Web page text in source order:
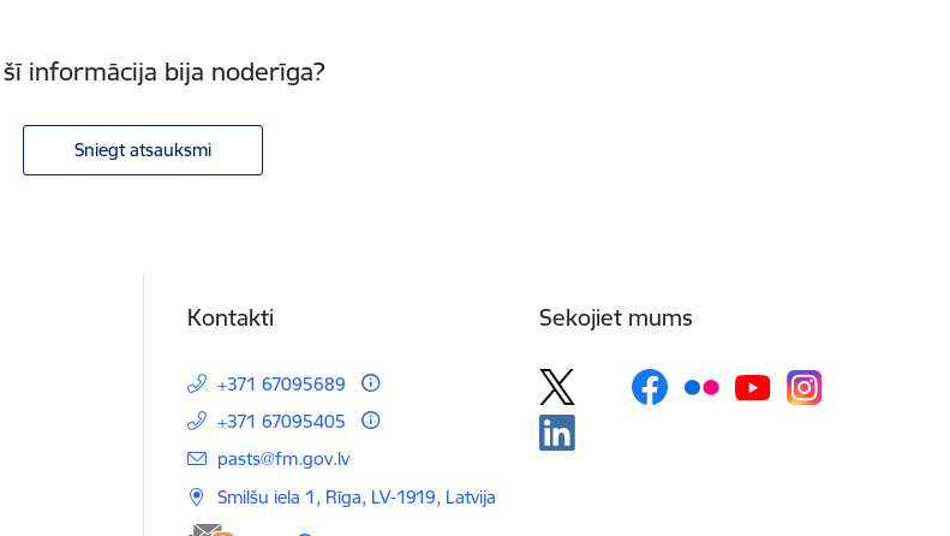
informācija bija noderīga?
Sniegt atsauksmi
Kontakti
+371 67095689
+371 67095405
E-pasts:
pasts@fm.gov.lv
Smilšu iela 1, Rīga, LV-1919, Latvija
Sekojiet mums